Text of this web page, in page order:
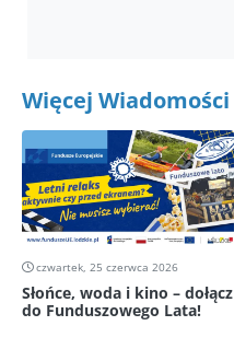
Więcej Wiadomości
czwartek, 25 czerwca 2026
Słońce, woda i kino – dołącz
do Funduszowego Lata!